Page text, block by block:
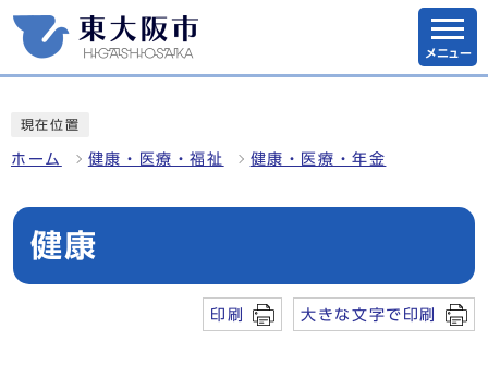
メニュー
現在位置
ホーム 健康・医療・福祉 健康・医療・年金
健康
印刷 大きな文字で印刷